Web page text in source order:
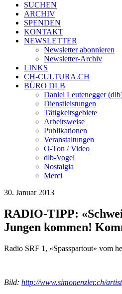
SUCHEN
ARCHIV
SPENDEN
KONTAKT
NEWSLETTER
Newsletter abonnieren
Newsletter-Archiv
LINKS
CH-CULTURA.CH
BÜRO DLB
Daniel Leutenegger
Dienstleistungen
Tätigkeitsgebiete
Arbeitsweise
Publikationen
Veranstaltungen
O-Ton / Video
dlb-Vogel
Nostalgia
Merci
30. Januar 2013
RADIO-TIPP:
Jungen kommen!
Radio SRF 1, «Spasspartout» vom
Bild: http://www.simonenzler.ch/